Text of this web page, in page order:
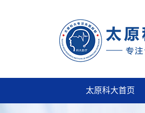
太原科大首页